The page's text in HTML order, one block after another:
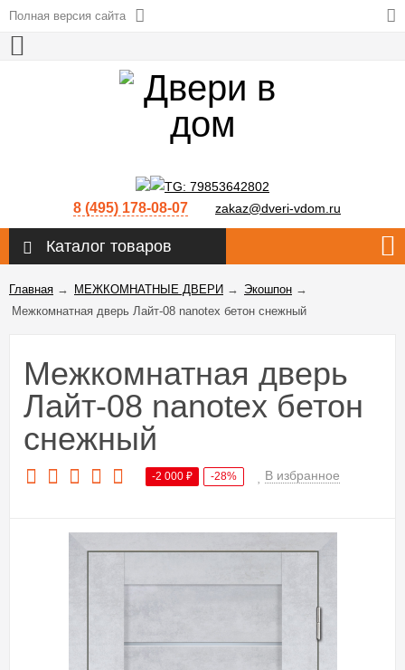
Полная версия сайта
8 (495) 178-08-07 zakaz@dveri-vdom.ru
Каталог товаров
Главная → МЕЖКОМНАТНЫЕ ДВЕРИ → Экошпон →
Межкомнатная дверь Лайт-08 nanotex бетон снежный
Межкомнатная дверь
Лайт-08 nanotex бетон
снежный
-2 000 ₽ -28% В избранное